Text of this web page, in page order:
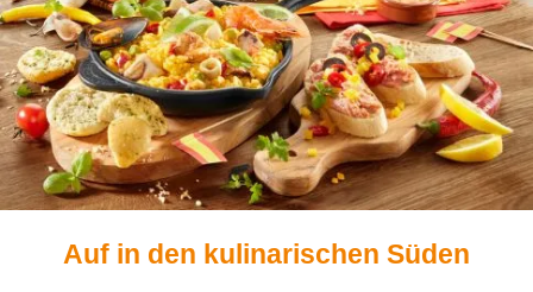
Auf in den kulinarischen Süden